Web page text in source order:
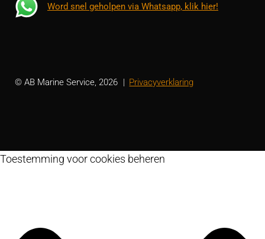
Word snel geholpen via Whatsapp, klik hier!
© AB Marine Service, 2026 Privacyverklaring
Toestemming voor cookies beheren